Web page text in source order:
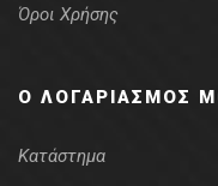
Όροι Χρήσης
Ο ΛΟΓΑΡΙΑΣΜΌΣ
Κατάστημα